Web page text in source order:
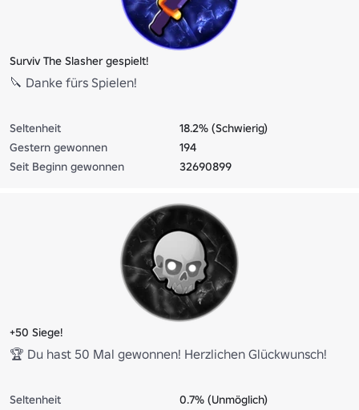
Surviv The Slasher gespielt!
🔪 Danke fürs Spielen!
Seltenheit
18.2% (Schwierig)
Gestern gewonnen
194
Seit Beginn gewonnen
32690899
+50 Siege!
🏆 Du hast 50 Mal gewonnen! Herzlichen Glückwunsch!
Seltenheit
0.7% (Unmöglich)